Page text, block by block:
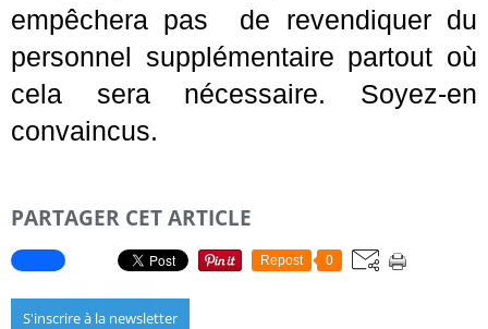
empêchera pas de revendiquer du
personnel supplémentaire partout où
cela sera nécessaire. Soyez-en
convaincus.
PARTAGER CET ARTICLE
Repost 0
S'inscrire à la newsletter